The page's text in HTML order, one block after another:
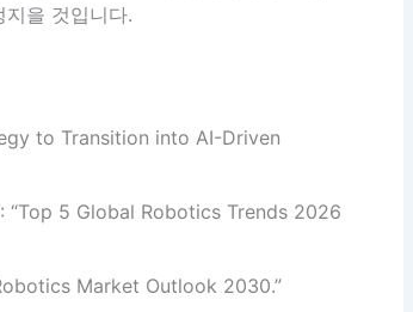
을 것입니다.
to Transition into AI-Driven
5 Global Robotics Trends 2026
Market Outlook 2030.”